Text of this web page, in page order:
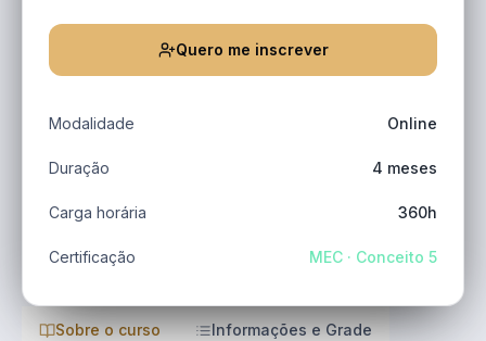
Sobre o curso Informações e Grade
Quero me inscrever
Modalidade Online
Duração 4 meses
Carga horária 360h
Certificação MEC · Conceito 5